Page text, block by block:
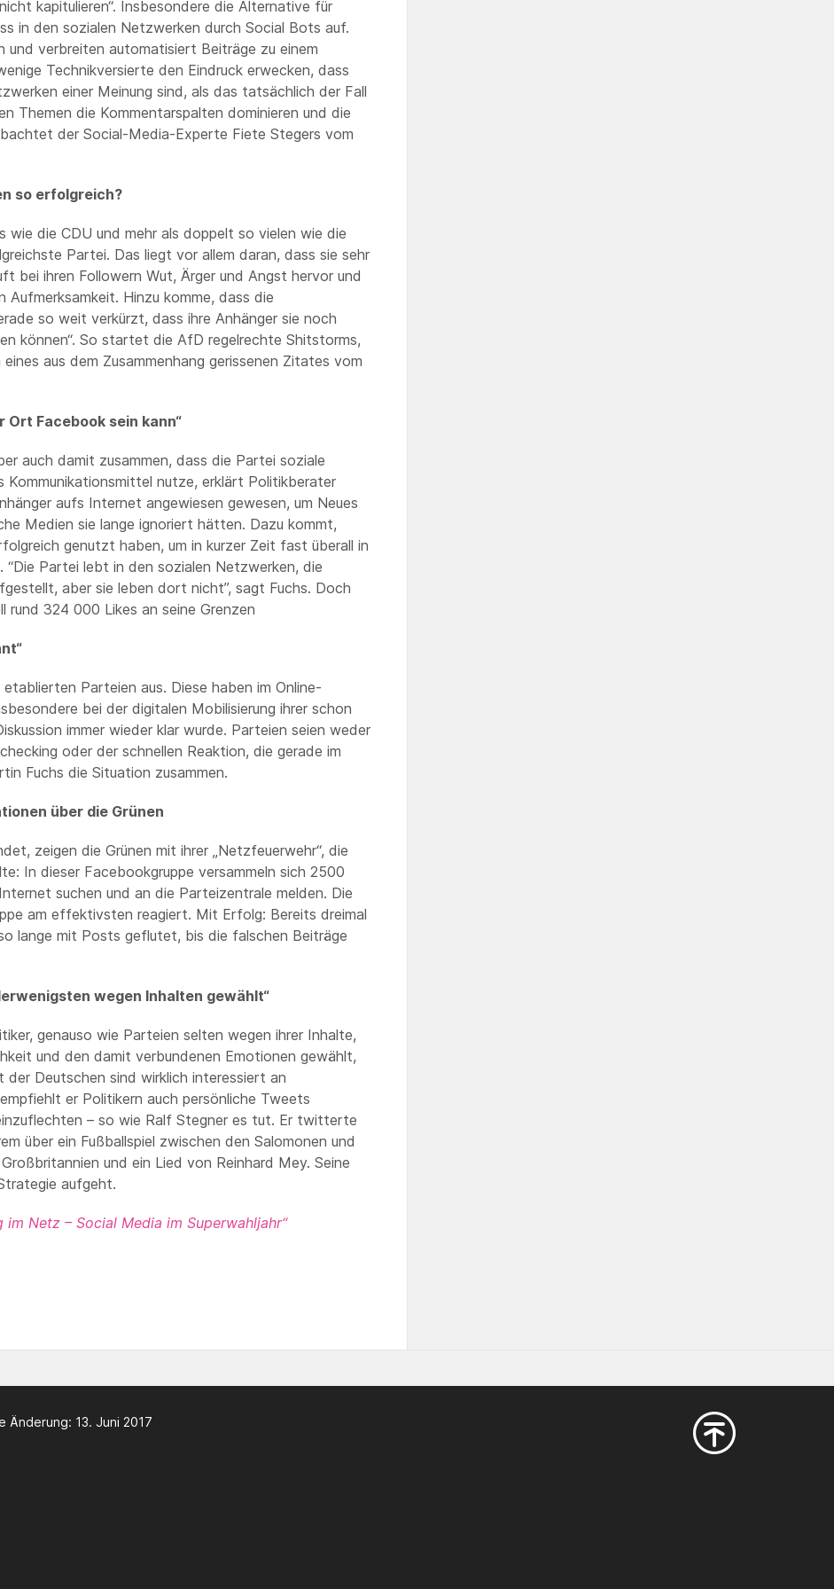
kapitulieren“. Insbesondere die Alternative für
in den sozialen Netzwerken durch Social Bots auf.
und verbreiten automatisiert Beiträge zu einem
Technikversierte den Eindruck erwecken, dass
einer Meinung sind, als das tatsächlich der Fall
Themen die Kommentarspalten dominieren und die
der Social-Media-Experte Fiete Stegers vom
so erfolgreich?
die CDU und mehr als doppelt so vielen wie die
Partei. Das liegt vor allem daran, dass sie sehr
bei ihren Followern Wut, Ärger und Angst hervor und
Hinzu komme, dass die
so weit verkürzt, dass ihre Anhänger sie noch
können“. So startet die AfD regelrechte Shitstorms,
aus dem Zusammenhang gerissenen Zitates vom
Facebook sein kann“
auch damit zusammen, dass die Partei soziale
nutze, erklärt Politikberater
aufs Internet angewiesen gewesen, um Neues
Medien sie lange ignoriert hätten. Dazu kommt,
genutzt haben, um in kurzer Zeit fast überall in
Partei lebt in den sozialen Netzwerken, die
aber sie leben dort nicht”, sagt Fuchs. Doch
324 000 Likes an seine Grenzen
Parteien aus. Diese haben im Online-
bei der digitalen Mobilisierung ihrer schon
immer wieder klar wurde. Parteien seien weder
oder der schnellen Reaktion, die gerade im
Fuchs die Situation zusammen.
über die Grünen
zeigen die Grünen mit ihrer „Netzfeuerwehr“, die
In dieser Facebookgruppe versammeln sich 2500
suchen und an die Parteizentrale melden. Die
am effektivsten reagiert. Mit Erfolg: Bereits dreimal
lange mit Posts geflutet, bis die falschen Beiträge
wegen Inhalten gewählt“
genauso wie Parteien selten wegen ihrer Inhalte,
und den damit verbundenen Emotionen gewählt,
der Deutschen sind wirklich interessiert an
er Politikern auch persönliche Tweets
– so wie Ralf Stegner es tut. Er twitterte
über ein Fußballspiel zwischen den Salomonen und
und ein Lied von Reinhard Mey. Seine
aufgeht.
im Netz – Social Media im Superwahljahr“
Änderung: 13. Juni 2017